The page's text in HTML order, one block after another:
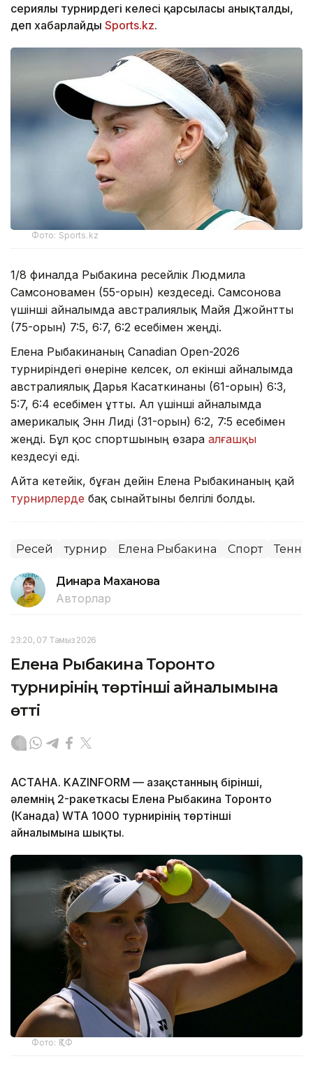
сериялы турнирдегі келесі қарсыласы анықталды,
деп хабарлайды Sports.kz.
Фото: Sports.kz
1/8 финалда Рыбакина ресейлік Людмила
Самсоновамен (55-орын) кездеседі. Самсонова
үшінші айналымда австралиялық Майя Джойнтты
(75-орын) 7:5, 6:7, 6:2 есебімен жеңді.
Елена Рыбакинаның Canadian Open-2026
турниріндегі өнеріне келсек, ол екінші айналымда
австралиялық Дарья Касаткинаны (61-орын) 6:3,
5:7, 6:4 есебімен ұтты. Ал үшінші айналымда
америкалық Энн Лиді (31-орын) 6:2, 7:5 есебімен
жеңді. Бұл қос спортшының өзара алғашқы
кездесуі еді.
Айта кетейік, бұған дейін Елена Рыбакинаның қай
турнирлерде бақ сынайтыны белгілі болды.
Ресей турнир Елена Рыбакина Спорт
Динара Маханова
Авторлар
23:20, 07 Тамыз 2026
Елена Рыбакина Торонто
турнирінің төртінші айналымына
өтті
АСТАНА. KAZINFORM — Қазақстанның бірінші,
әлемнің 2-ракеткасы Елена Рыбакина Торонто
(Канада) WTA 1000 турнирінің төртінші
айналымына шықты.
Фото: ҚТФ